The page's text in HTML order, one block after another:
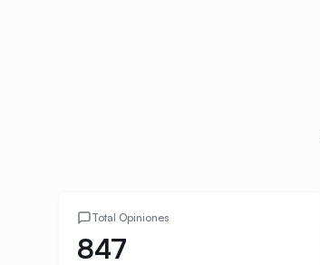
Total Opiniones
847